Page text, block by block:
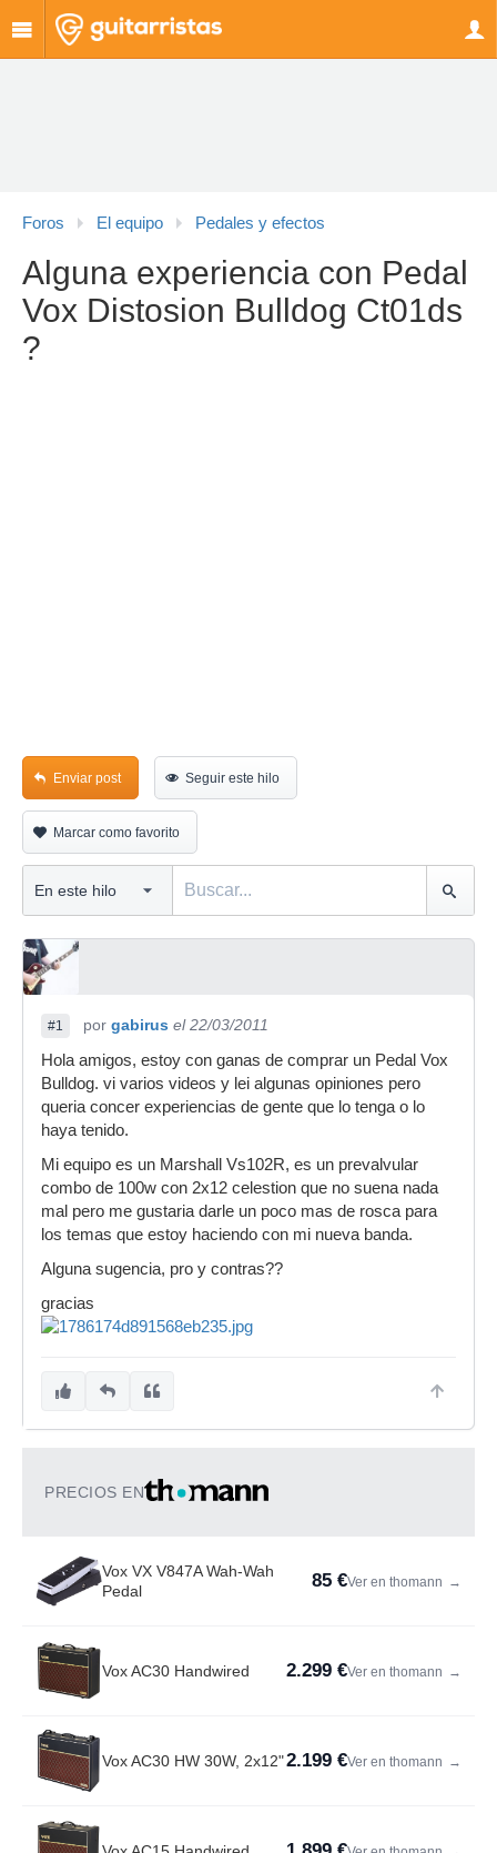
Foros El equipo Pedales y efectos
Alguna experiencia con Pedal
Vox Distosion Bulldog Ct01ds
?
Enviar post Seguir este hilo
Marcar como favorito
#1 por gabirus el 22/03/2011
Hola amigos, estoy con ganas de comprar un Pedal Vox
Bulldog. vi varios videos y lei algunas opiniones pero
queria concer experiencias de gente que lo tenga o lo
haya tenido.
Mi equipo es un Marshall Vs102R, es un prevalvular
combo de 100w con 2x12 celestion que no suena nada
mal pero me gustaria darle un poco mas de rosca para
los temas que estoy haciendo con mi nueva banda.
Alguna sugencia, pro y contras??
gracias
PRECIOS EN
Vox VX V847A Wah-Wah
Pedal
85 €Ver en thomann →
Vox AC30 Handwired 2.299 €Ver en thomann →
Vox AC30 HW 30W, 2x12"2.199 €Ver en thomann →